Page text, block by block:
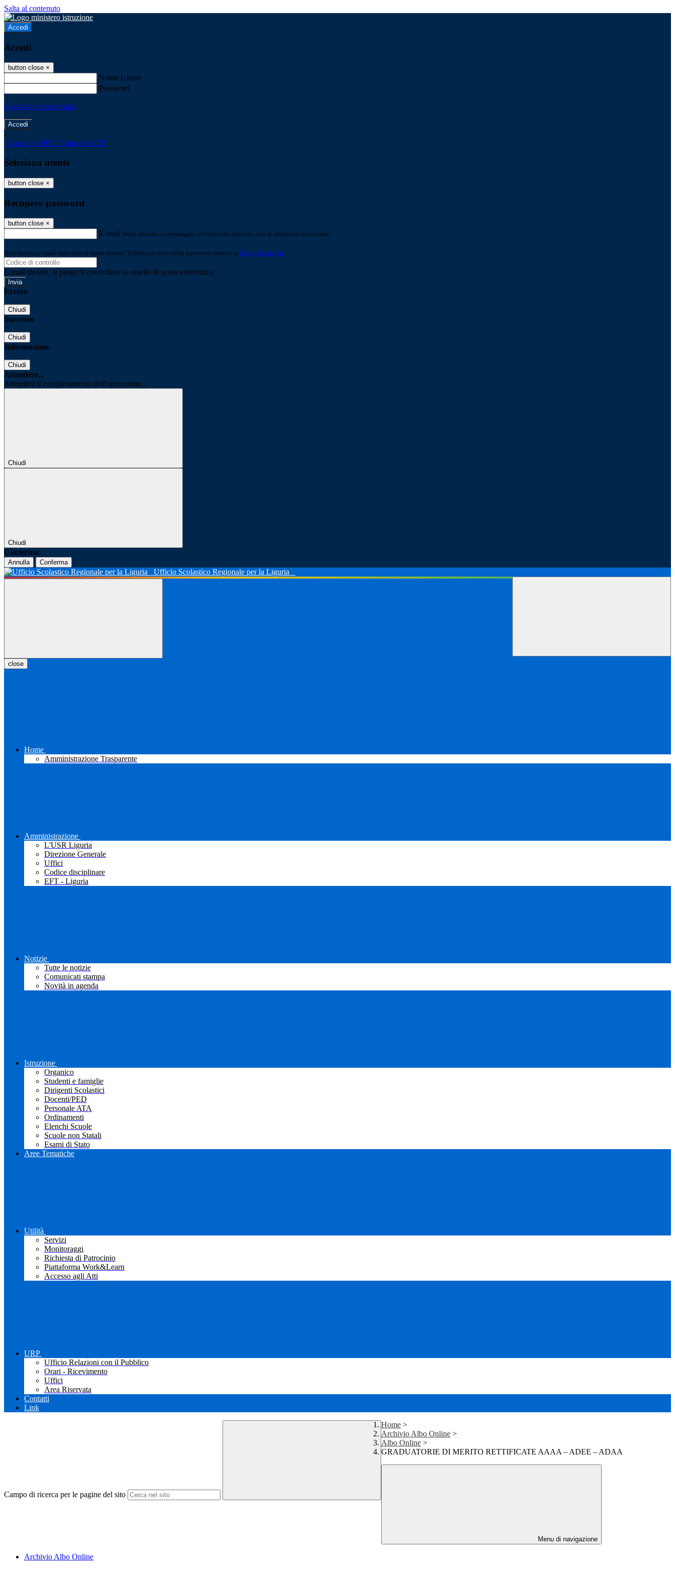
Salta al contenuto
Accedi
Accedi
button close ×
Nome Utente
Password
Password dimenticata?
-
Entra con SPID Entra con CIE
Seleziona utente
button close ×
Recupero password
button close ×
E-mail Verrà inviato un messaggio all'indirizzo indicato con le istruzioni necessarie.
Non hai una e-mail associata al nome utente? Effettua il reset della password tramite la Login Spaggiari
E-mail inviata, si prega di controllare la casella di posta elettronica!
Errore
Chiudi
Successo
Chiudi
Informazione
Chiudi
Attendere...
Attendere il completamento dell'operazione...
Chiudi
Chiudi
Conferma
Annulla Conferma
Ufficio Scolastico Regionale per la Liguria
close
Home
Amministrazione Trasparente
Amministrazione
L'USR Liguria
Direzione Generale
Uffici
Codice disciplinare
EFT - Liguria
Notizie
Tutte le notizie
Comunicati stampa
Novità in agenda
Istruzione
Organico
Studenti e famiglie
Dirigenti Scolastici
Docenti/PED
Personale ATA
Ordinamenti
Elenchi Scuole
Scuole non Statali
Esami di Stato
Aree Tematiche
Utilità
Servizi
Monitoraggi
Richiesta di Patrocinio
Piattaforma Work&Learn
Accesso agli Atti
URP
Ufficio Relazioni con il Pubblico
Orari - Ricevimento
Uffici
Area Riservata
Contatti
Link
Campo di ricerca per le pagine del sito
Home >
Archivio Albo Online >
Albo Online >
GRADUATORIE DI MERITO RETTIFICATE AAAA – ADEE – ADAA
Menu di navigazione
Archivio Albo Online